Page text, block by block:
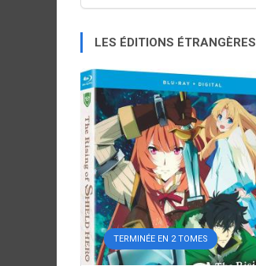
LES ÉDITIONS ÉTRANGÈRES
TERMINÉE EN 2 TOMES